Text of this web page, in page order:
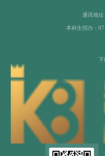
通讯地址
本科生招办：
下